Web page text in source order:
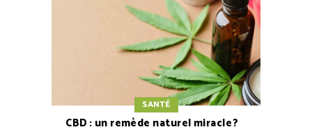
SANTÉ
CBD : un remède naturel miracle ?